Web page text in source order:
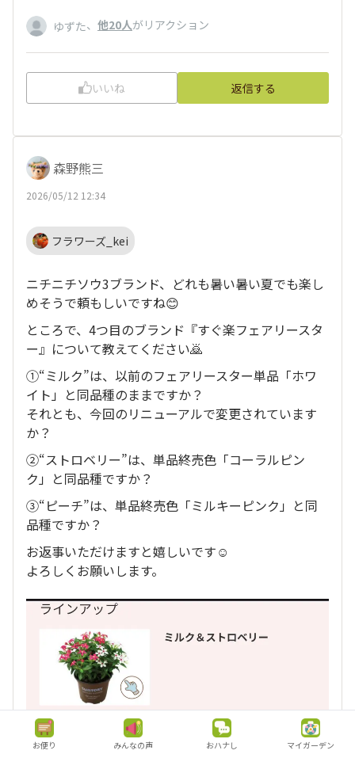
ゆずた、 他20人がリアクション
いいね 返信する
森野熊三
2026/05/12 12:34
フラワーズ_kei
ニチニチソウ3ブランド、どれも暑い暑い夏でも楽し
めそうで頼もしいですね😊
ところで、4つ目のブランド『すぐ楽フェアリースタ
ー』について教えてください🙇
①“ミルク”は、以前のフェアリースター単品「ホワ
イト」と同品種のままですか？
それとも、今回のリニューアルで変更されています
か？
②“ストロベリー”は、単品終売色「コーラルピン
ク」と同品種ですか？
③“ピーチ”は、単品終売色「ミルキーピンク」と同
品種ですか？
お返事いただけますと嬉しいです☺️
よろしくお願いします。
お便り みんなの声 おハナし マイガーデン